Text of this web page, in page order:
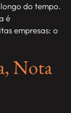
do tempo.
é
empresas: o
Nota